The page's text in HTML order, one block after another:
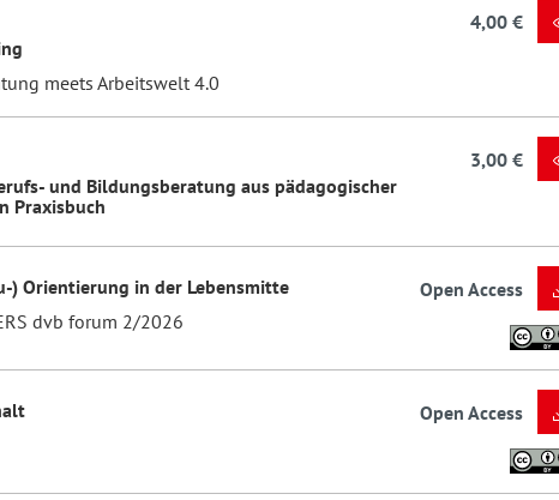
meets Arbeitswelt 4.0
4,00 €
und Bildungsberatung aus pädagogischer
Praxisbuch
3,00 €
) Orientierung in der Lebensmitte
dvb forum 2/2026
Open Access
Open Access